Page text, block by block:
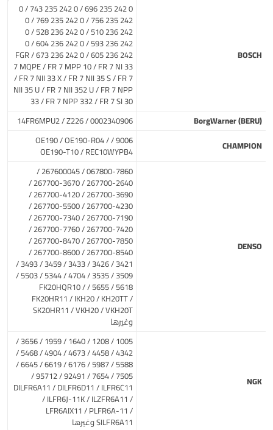
BOSCH
0 242 235 696 / 0 242 235 743 / 0
242 235 756 / 0 242 235 769 / 0
242 236 510 / 0 242 236 528 / 0
242 236 593 / 0 242 236 604 / 0
242 236 605 / 0 242 236 673 / FGR
7 MQPE / FR 7 MPP 10 / FR 7 NI 33
/ FR 7 NII 33 X / FR 7 NII 35 S / FR 7
NII 35 U / FR 7 NII 352 U / FR 7 NPP
33 / FR 7 NPP 332 / FR 7 SI 30
BorgWarner (BERU)
0002340906 / 14FR6MPU2 / Z226
CHAMPION
9006 / OE190 / OE190-R04 /
OE190-T10 / REC10WYPB4
DENSO
067800-7860 / 267600045 /
267700-2640 / 267700-3670 /
267700-3690 / 267700-4120 /
267700-4230 / 267700-5500 /
267700-7190 / 267700-7340 /
267700-7420 / 267700-7760 /
267700-7850 / 267700-8470 /
267700-8540 / 267700-8600 /
3421 / 3426 / 3433 / 3459 / 3493 /
3509 / 3535 / 4704 / 5344 / 5503 /
5618 / 5655 / FK20HQR10 /
FK20HR11 / IKH20 / KH20TT /
SK20HR11 / VKH20 / VKH20T
وغيرها
NGK
1005 / 1208 / 1640 / 1959 / 3656 /
4342 / 4458 / 4673 / 4904 / 5468 /
5588 / 5987 / 6176 / 6619 / 6645 /
7505 / 7654 / 92491 / 95712 /
DILFR6A11 / DILFR6D11 / ILFR6C11
/ ILFR6J-11K / ILZFR6A11 /
LFR6AIX11 / PLFR6A-11 /
SILFR6A11 وغيرها